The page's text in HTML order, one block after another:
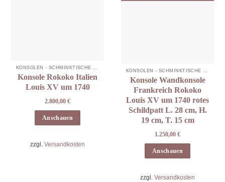
KONSOLEN - SCHMINKTISCHE -KABINETTE
Konsole Rokoko Italien
Louis XV um 1740
2.800,00 €
Anschauen
zzgl. Versandkosten
KONSOLEN - SCHMINKTISCHE -KABINETTE
Konsole Wandkonsole
Frankreich Rokoko
Louis XV um 1740 rotes
Schildpatt L. 28 cm, H.
19 cm, T. 15 cm
1.250,00 €
Anschauen
zzgl. Versandkosten